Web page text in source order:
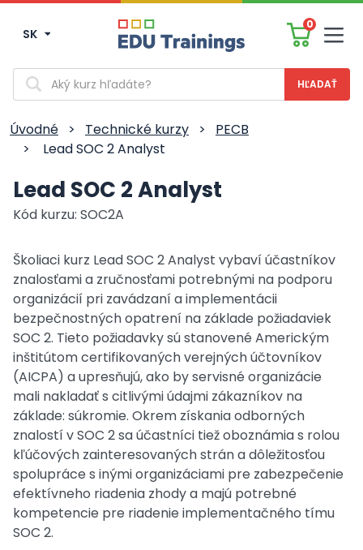
SK
0
Vyhľadávanie
Úvodné > Technické kurzy >
PECB
>
Lead SOC 2 Analyst
Lead SOC 2 Analyst
Kód kurzu: SOC2A
Školiaci kurz Lead SOC 2 Analyst vybaví účastníkov
znalosťami a zručnosťami potrebnými na podporu
organizácií pri zavádzaní a implementácii
bezpečnostných opatrení na základe požiadaviek
SOC 2. Tieto požiadavky sú stanovené Americkým
inštitútom certifikovaných verejných účtovníkov
(AICPA) a upresňujú, ako by servisné organizácie
mali nakladať s citlivými údajmi zákazníkov na
základe: súkromie. Okrem získania odborných
znalostí v SOC 2 sa účastníci tiež oboznámia s rolou
kľúčových zainteresovaných strán a dôležitosťou
spolupráce s inými organizáciami pre zabezpečenie
efektívneho riadenia zhody a majú potrebné
kompetencie pre riadenie implementačného tímu
SOC 2.